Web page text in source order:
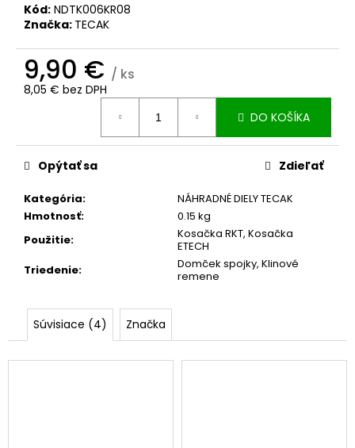
Kód: NDTK006KR08
Značka: TECAK
9,90 € / ks
8,05 € bez DPH
DO KOŠÍKA
Kategória:
NÁHRADNÉ DIELY TECAK
Hmotnosť:
0.15 kg
Použitie: Kosačka RKT, Kosačka
ETECH
Triedenie: Domček spojky, Klinové
remene
Opýtať sa Zdieľať
Súvisiace (4) Značka
m
e
POISTNÝ
KRÚŽOK
PKH
€